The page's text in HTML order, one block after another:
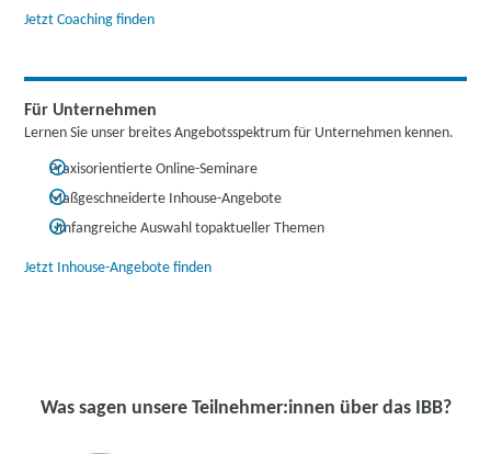
Jetzt Coaching finden
Für Unternehmen
Lernen Sie unser breites Angebotsspektrum für Unternehmen kennen.
Praxisorientierte Online-Seminare
Maßgeschneiderte Inhouse-Angebote
Umfangreiche Auswahl topaktueller Themen
Jetzt Inhouse-Angebote finden
Was sagen unsere Teilnehmer:innen über das IBB?